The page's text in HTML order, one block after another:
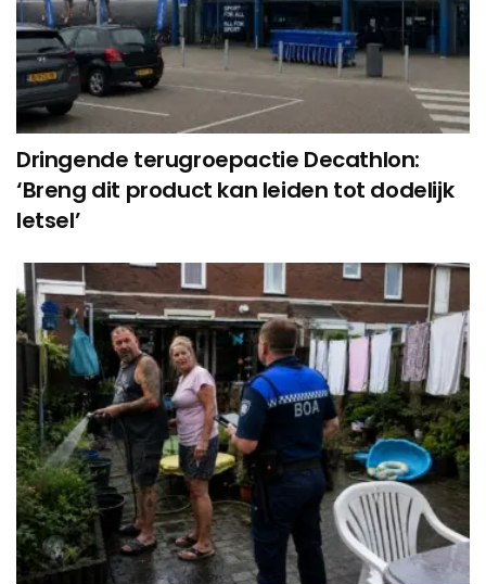
Dringende terugroepactie Decathlon:
‘Breng dit product kan leiden tot dodelijk
letsel’